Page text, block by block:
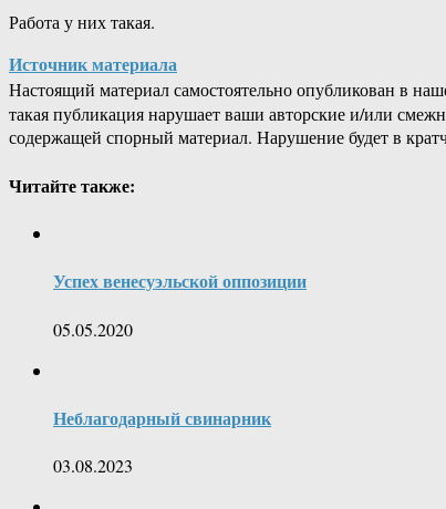
Работа у них такая.
Источник материала
Настоящий материал самостоятельно опубликован в
такая публикация нарушает ваши авторские и/или
содержащей спорный материал. Нарушение будет в
Читайте также:
Успех венесуэльской оппозиции
05.05.2020
Неблагодарный свинарник
03.08.2023